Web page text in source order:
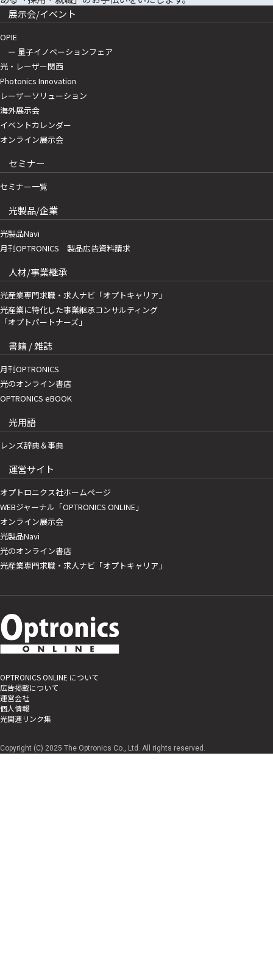
展示会/イベント
OPIE
ー 量子イノベーションフェア
光・レーザー関西
Photonics Innovation
レーザーソリューション
海外展示会
イベントカレンダー
オンライン展示会
セミナー
セミナー一覧
光製品/企業
光製品Navi
月刊OPTRONICS 製品広告資料請求
人材/事業継承
光産業専門求職・求人ナビ「オプトキャリア」
光産業に特化した事業継承コンサルティング
「オプトパートナーズ」
書籍 / 雑誌
月刊OPTRONICS
光のオンライン書店
OPTRONICS eBOOK
光用語
レンズ辞典＆事典
運営サイト
オプトロニクス社ホームページ
WEBジャーナル「OPTRONICS ONLINE」
オンライン展示会
光製品Navi
光のオンライン書店
光産業専門求職・求人ナビ「オプトキャリア」
OPTRONICS ONLINE について
広告掲載について
運営会社
個人情報
光関連リンク集
Copyright (C) 2025 The Optronics Co., Ltd. All rights reserved.